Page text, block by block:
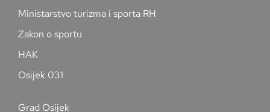
Ministarstvo turizma i sporta RH
Zakon o sportu
HAK
Osijek 031
Grad Osijek